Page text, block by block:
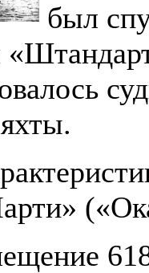
был